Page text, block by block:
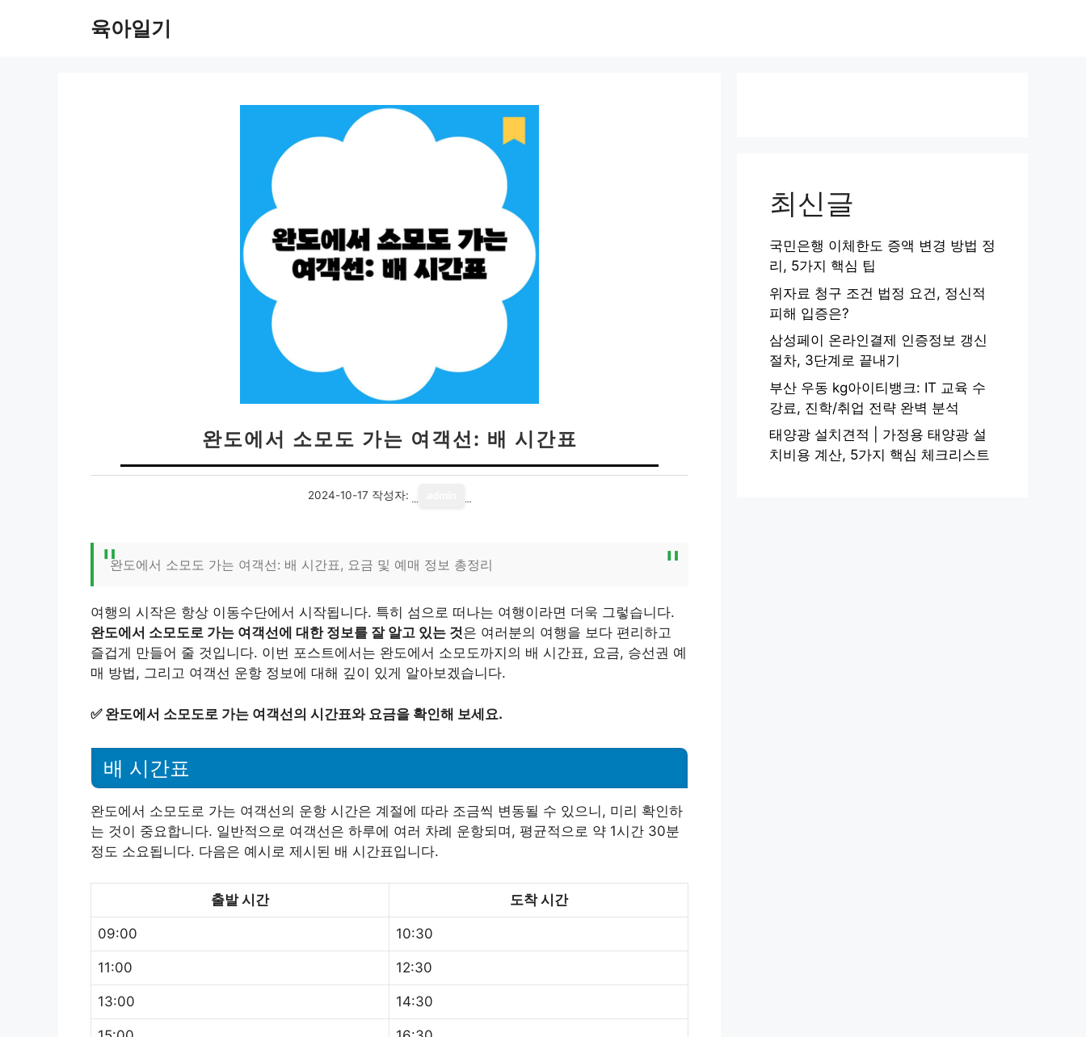
육아일기
완도에서 소모도 가는 여객선: 배 시간표
2024-10-17 작성자:
완도에서 소모도 가는 여객선: 배 시간표, 요금 및 예매 정보 총정리
여행의 시작은 항상 이동수단에서 시작됩니다. 특히 섬으로 떠나는 여행이라면 더욱 그렇습니다.
완도에서 소모도로 가는 여객선에 대한 정보를 잘 알고 있는 것은 여러분의 여행을 보다 편리하고
즐겁게 만들어 줄 것입니다. 이번 포스트에서는 완도에서 소모도까지의 배 시간표, 요금, 승선권 예
매 방법, 그리고 여객선 운항 정보에 대해 깊이 있게 알아보겠습니다.
✅ 완도에서 소모도로 가는 여객선의 시간표와 요금을 확인해 보세요.
배 시간표
완도에서 소모도로 가는 여객선의 운항 시간은 계절에 따라 조금씩 변동될 수 있으니, 미리 확인하
는 것이 중요합니다. 일반적으로 여객선은 하루에 여러 차례 운항되며, 평균적으로 약 1시간 30분
정도 소요됩니다. 다음은 예시로 제시된 배 시간표입니다.
출발 시간 도착 시간
09:00 10:30
11:00 12:30
13:00 14:30
최신글
국민은행 이체한도 증액 변경 방법 정
리, 5가지 핵심 팁
위자료 청구 조건 법정 요건, 정신적
피해 입증은?
삼성페이 온라인결제 인증정보 갱신
절차, 3단계로 끝내기
부산 우동 kg아이티뱅크: IT 교육 수
강료, 진학/취업 전략 완벽 분석
태양광 설치견적 | 가정용 태양광 설
치비용 계산, 5가지 핵심 체크리스트